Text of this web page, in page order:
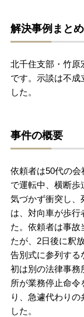
弁護士紹介
弁護士費
解決実績
ご依頼者
無料相談
刑事事件に
刑事事件
解決事例まとめ
北千住支部・竹原
です。示談は不成
した。
事件の概要
依頼者は50代の
で運転中、横断歩
気づかず衝突し、
は、対向車が歩行
た。依頼者は事故
たが、2日後に釈
告別式に参列する
初は別の法律事務
所が業務停止命令
り、急遽代わり
した。